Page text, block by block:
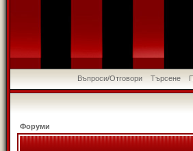
Въпроси/Отговори Търсене
Форуми